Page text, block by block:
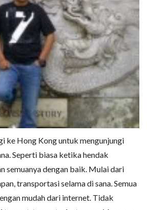
ke Hong Kong untuk mengunjungi
Seperti biasa ketika hendak
semuanya dengan baik. Mulai dari
transportasi selama di sana. Semua
mudah dari internet. Tidak